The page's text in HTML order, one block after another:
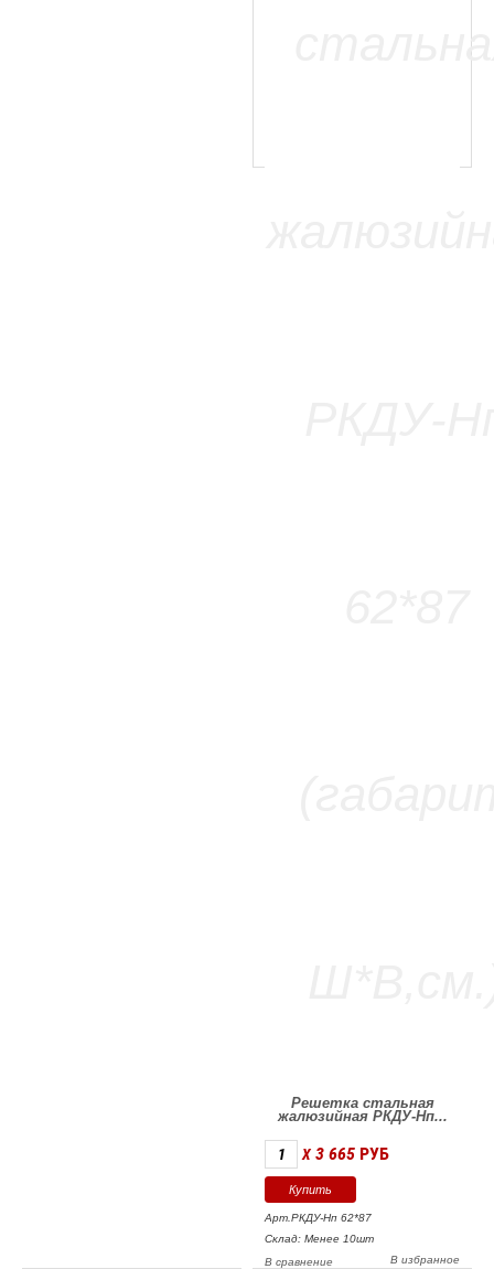
Решетка стальная
жалюзийная РКДУ-Нп...
X 3 665 РУБ
Арт.РКДУ-Нп 62*87
Склад: Менее 10шт
В избранное
В сравнение